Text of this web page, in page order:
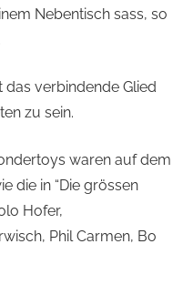
Nebentisch sass, so
das verbindende Glied
zu sein.
waren auf dem
die in “Die grössen
Hofer,
Phil Carmen, Bo